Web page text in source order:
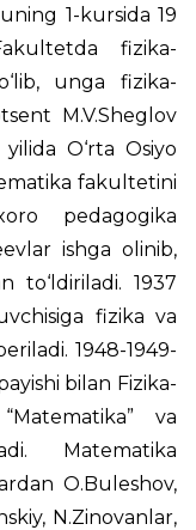
1-kursida 19
fizika-
unga fizika-
M.V.Sheglov
O‘rta Osiyo
fakultetini
pedagogika
ishga olinib,
to‘ldiriladi. 1937
fizika va
1948-1949-
bilan Fizika-
va
Matematika
O.Buleshov,
N.Zinovanlar,